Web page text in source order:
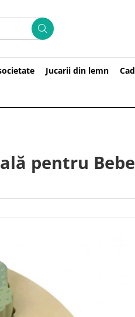
Jucarii din lemn
pentru